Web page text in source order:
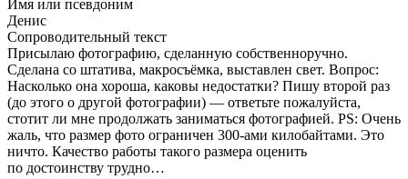
Имя или псевдоним
Денис
Сопроводительный текст
Присылаю фотографию, сделанную собственноручно.
Сделана со штатива, макросъёмка, выставлен свет. Вопрос:
Насколько она хороша, каковы недостатки? Пишу второй раз
(до этого о другой фотографии) — ответьте пожалуйста,
стотит ли мне продолжать заниматься фотографией. PS: Очень
жаль, что размер фото ограничен 300-ами килобайтами. Это
ничто. Качество работы такого размера оценить
по достоинству трудно…